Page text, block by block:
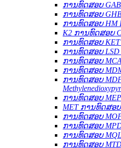
ການທົດສອບ GAB
ການທົດສອບ GHB
ການທົດສອບ HM
K2 ການທົດສອບ
ການທົດສອບ KET
ການທົດສອບ LSD
ການທົດສອບ
ການທົດສອບ
ການທົດສອບ
ການທົດສອບ MEP
MET ການທົດສອບ
ການທົດສອບ
ການທົດສອບ MPD
ການທົດສອບ MQL
ການທົດສອບ MTD